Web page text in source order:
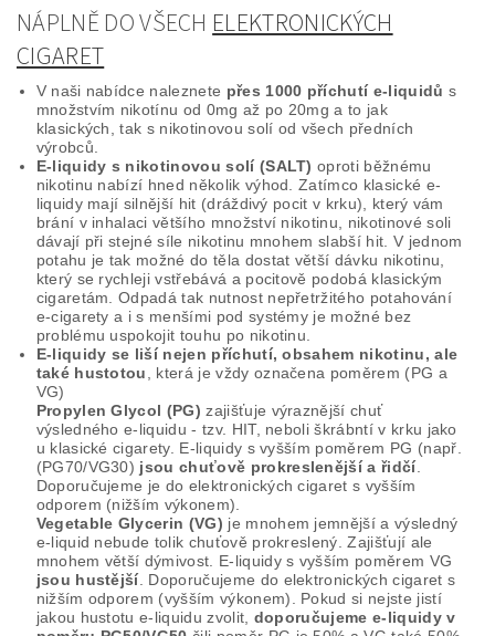
NÁPLNĚ DO VŠECH ELEKTRONICKÝCH
CIGARET
V naši nabídce naleznete přes 1000 příchutí e-liquidů s
množstvím nikotínu od 0mg až po 20mg a to jak
klasických, tak s nikotinovou solí od všech předních
výrobců.
E-liquidy s nikotinovou solí (SALT) oproti běžnému
nikotinu nabízí hned několik výhod. Zatímco klasické e-
liquidy mají silnější hit (dráždivý pocit v krku), který vám
brání v inhalaci většího množství nikotinu, nikotinové soli
dávají při stejné síle nikotinu mnohem slabší hit. V jednom
potahu je tak možné do těla dostat větší dávku nikotinu,
který se rychleji vstřebává a pocitově podobá klasickým
cigaretám. Odpadá tak nutnost nepřetržitého potahování
e-cigarety a i s menšími pod systémy je možné bez
problému uspokojit touhu po nikotinu.
E-liquidy se liší nejen příchutí, obsahem nikotinu, ale
také hustotou
, která je vždy označena poměrem (PG a
VG)
Propylen Glycol (PG) zajišťuje výraznější chuť
výsledného e-liquidu - tzv. HIT, neboli škrábntí v krku jako
u klasické cigarety. E-liquidy s vyšším poměrem PG (např.
(PG70/VG30) jsou chuťově prokreslenější a řidčí.
Doporučujeme je do elektronických cigaret s vyšším
odporem (nižším výkonem).
Vegetable Glycerin (VG) je mnohem jemnější a výsledný
e-liquid nebude tolik chuťově prokreslený. Zajišťují ale
mnohem větší dýmivost. E-liquidy s vyšším poměrem VG
jsou hustější. Doporučujeme do elektronických cigaret s
nižším odporem (vyšším výkonem). Pokud si nejste jistí
jakou hustotu e-liquidu zvolit, doporučujeme e-liquidy v